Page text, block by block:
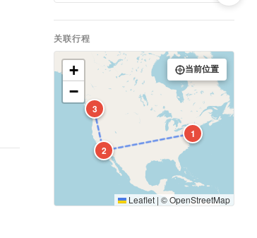
关联行程
1
2
3
+
−
当前位置
Leaflet | ©OpenStreetMap